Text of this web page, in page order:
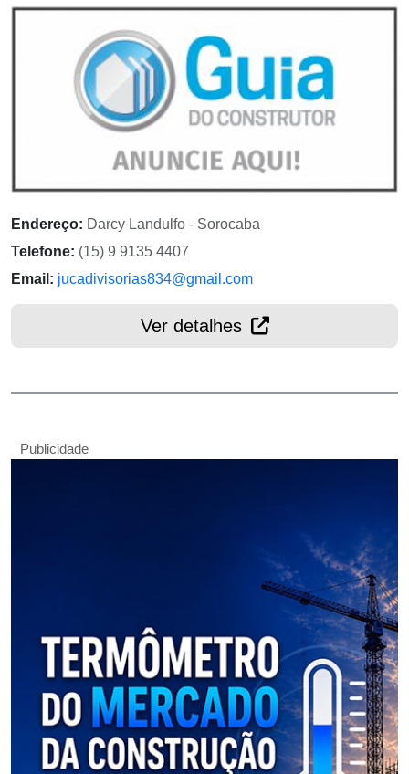
Endereço: Darcy Landulfo - Sorocaba
Telefone: (15) 9 9135 4407
Email: jucadivisorias834@gmail.com
Ver detalhes
Publicidade